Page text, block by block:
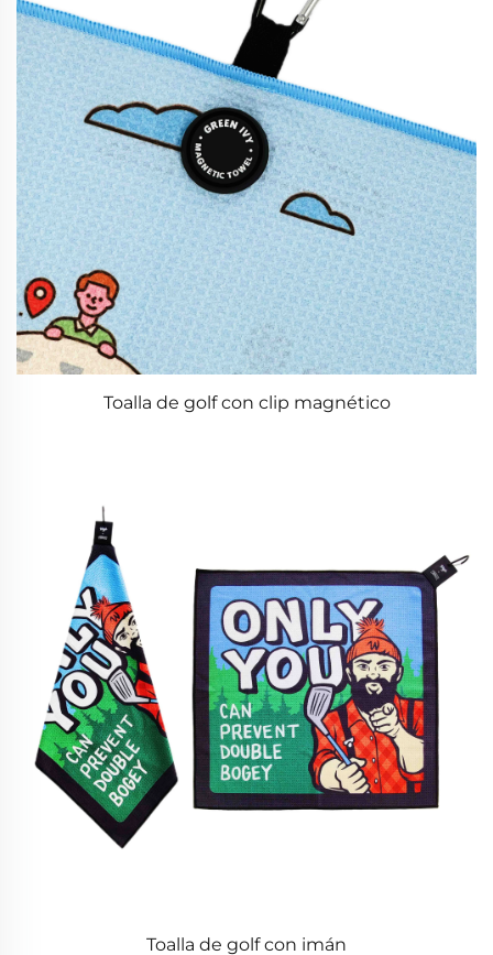
Toalla de golf con clip magnético
Toalla de golf con imán